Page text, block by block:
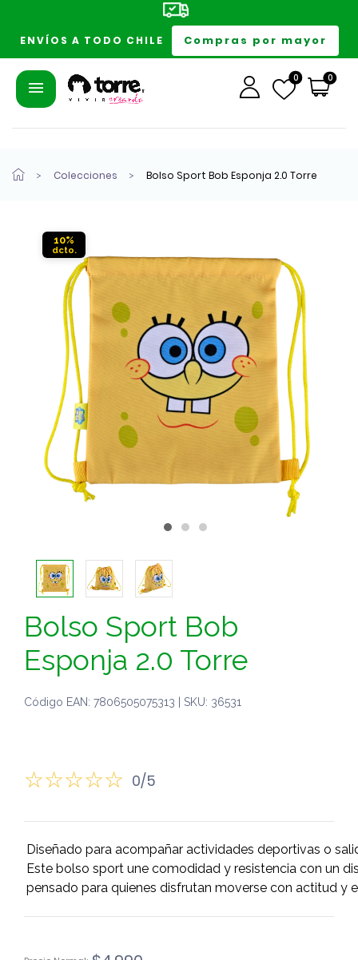
ENVÍOS A TODO CHILE Compras por mayor
0 0
Colecciones Bolso Sport Bob Esponja 2.0 Torre
10%
Bolso Sport Bob
Esponja 2.0 Torre
Código EAN: 7806505075313 | SKU: 36531
0/5
Diseñado para acompañar actividades deportivas o
Este bolso sport une comodidad y resistencia con un
pensado para quienes disfrutan moverse con actitud y